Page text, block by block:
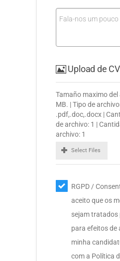
Upload de CV
Tamaño maximo
MB. | Tipo de
.pdf,.doc,.docx |
de archivo: 1 |
archivo: 1
Select Files
RGPD /
aceito que os
sejam tratados
para efeitos de
minha
com a Política